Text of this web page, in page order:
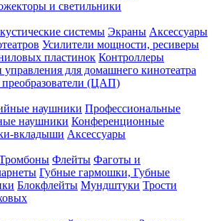
и светильники
системы Экраны Аксессуары
Усилители мощности, ресиверы
пластинок Контроллеры
для домашнего кинотеатра
(ЦАП)
наушники Профессиональные
наушники Конференционные
вкладыши Аксессуары
Флейты Фаготы и
Губные гармошки, Губные
Блокфлейты Мундштуки Трости